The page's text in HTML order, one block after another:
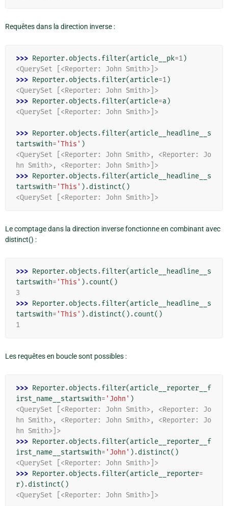
Requêtes dans la direction inverse :
>>> Reporter.objects .filter(article__pk=1)
<QuerySet [<Reporter: John Smith>]>
>>> Reporter.objects .filter(article=1)
<QuerySet [<Reporter: John Smith>]>
>>> Reporter.objects .filter(article=a)
<QuerySet [<Reporter: John Smith>]>
>>> Reporter.objects .filter(article__headline__s
tartswith= 'This' )
<QuerySet [<Reporter: John Smith>, <Reporter: Jo
hn Smith>, <Reporter: John Smith>]>
>>> Reporter.objects .filter(article__headline__s
tartswith= 'This' ) .distinct()
<QuerySet [<Reporter: John Smith>]>
Le comptage dans la direction inverse fonctionne en combinant avec
distinct() :
>>> Reporter.objects .filter(article__headline__s
tartswith= 'This' ) .count()
3
>>> Reporter.objects .filter(article__headline__s
tartswith= 'This' ) .distinct() .count()
1
Les requêtes en boucle sont possibles :
>>> Reporter.objects .filter(article__reporter__f
irst_name__startswith= 'John' )
<QuerySet [<Reporter: John Smith>, <Reporter: Jo
hn Smith>, <Reporter: John Smith>, <Reporter: Jo
hn Smith>]>
>>> Reporter.objects .filter(article__reporter__f
irst_name__startswith= 'John' ) .distinct()
<QuerySet [<Reporter: John Smith>]>
>>> Reporter.objects .filter(article__reporter=
r) .distinct()
<QuerySet [<Reporter: John Smith>]>